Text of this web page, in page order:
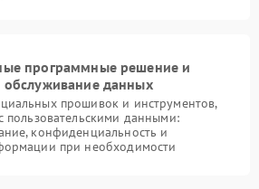
программные решение и
обслуживание данных
прошивок и инструментов,
пользовательскими данными:
конфиденциальность и
при необходимости